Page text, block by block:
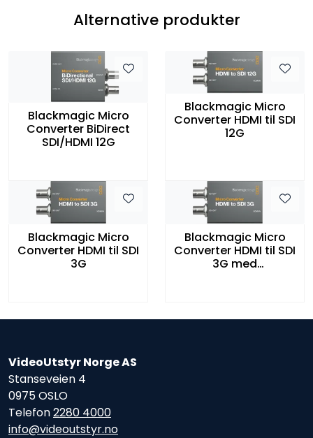
Alternative produkter
Blackmagic Micro
Converter BiDirect
SDI/HDMI 12G
Blackmagic Micro
Converter HDMI til SDI
12G
Blackmagic Micro
Converter HDMI til SDI
3G
Blackmagic Micro
Converter HDMI til SDI
3G med
VideoUtstyr Norge AS
Stanseveien 4
0975 OSLO
Telefon2280 4000
info@videoutstyr.no